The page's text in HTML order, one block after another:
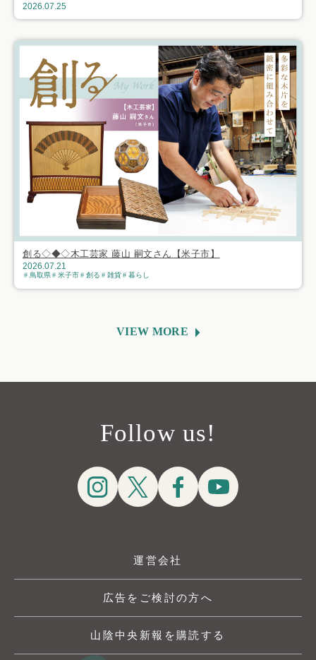
2026.07.25
創る◇◆◇木工芸家 藤山 嗣文さん【米子市】
2026.07.21
鳥取県 米子市 創る 雑貨 暮らし
VIEW MORE
Follow us!
運営会社
広告をご検討の方へ
山陰中央新報を購読する